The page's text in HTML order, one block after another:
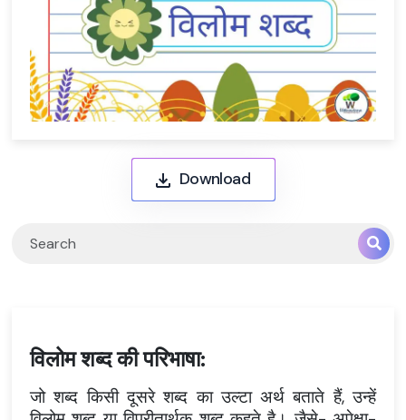
Download
विलोमशब्दकीपरिभाषा:
जो शब्द किसी दूसरे शब्द का उल्टा अर्थ बताते हैं, उन्हें